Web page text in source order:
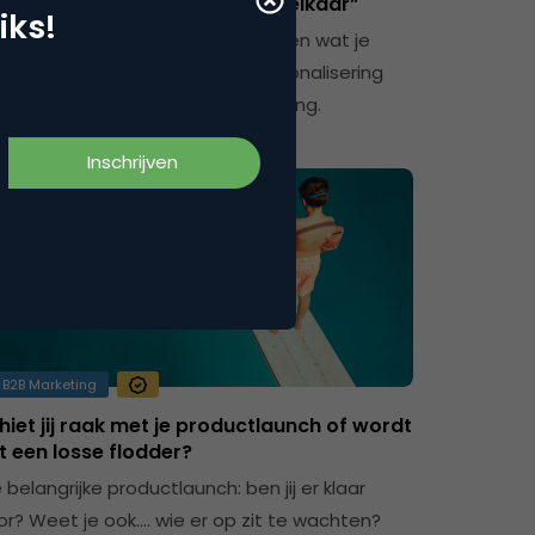
een fancy tool en dan pas kijken wat je
kan. Nee, toch? En ook: personalisering
nieuwe standaard in B2B marketing.
B2B Marketing
jij raak met je productlaunch of wordt
een losse flodder?
belangrijke productlaunch: ben jij er klaar
Weet je ook…. wie er op zit te wachten?